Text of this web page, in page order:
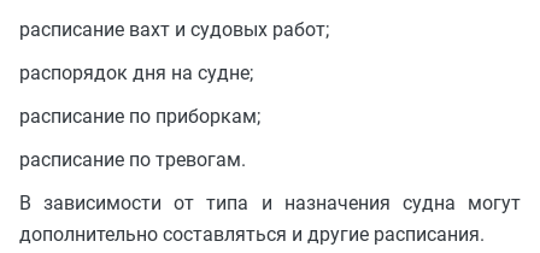
расписание вахт и судовых работ;
распорядок дня на судне;
расписание по приборкам;
расписание по тревогам.
В зависимости от типа и назначения судна могут
дополнительно составляться и другие расписания.